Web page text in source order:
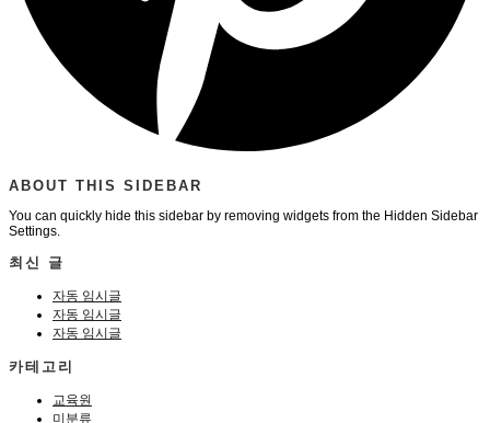
ABOUT THIS SIDEBAR
You can quickly hide this sidebar by removing widgets from the Hidden Sidebar
Settings.
최신 글
자동 임시글
자동 임시글
자동 임시글
카테고리
교육원
미분류